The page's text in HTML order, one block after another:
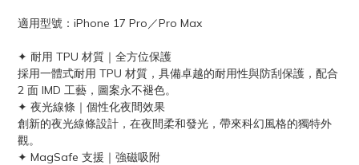
適用型號：iPhone 17 Pro／Pro Max
✦ 耐用 TPU 材質｜全方位保護
採用一體式耐用 TPU 材質，具備卓越的耐用性與防刮保護，配合
2 面 IMD 工藝，圖案永不褪色。
✦ 夜光線條｜個性化夜間效果
創新的夜光線條設計，在夜間柔和發光，帶來科幻風格的獨特外
觀。
✦ MagSafe 支援｜強磁吸附